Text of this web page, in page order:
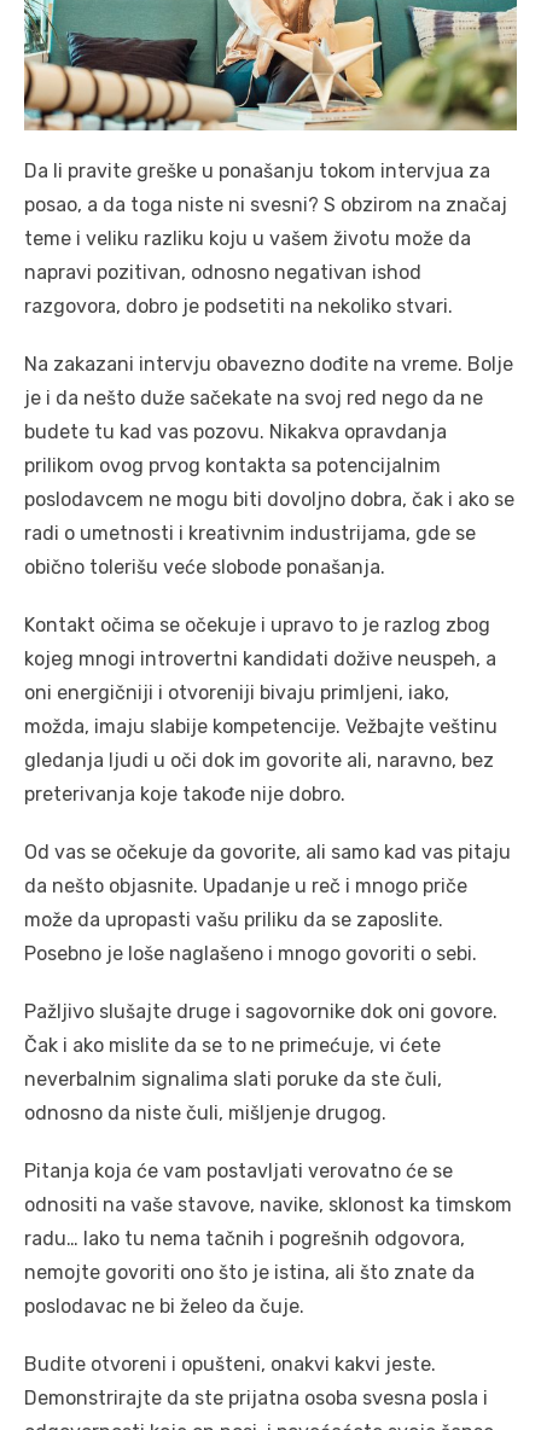
Da li pravite greške u ponašanju tokom intervjua za
posao, a da toga niste ni svesni? S obzirom na značaj
teme i veliku razliku koju u vašem životu može da
napravi pozitivan, odnosno negativan ishod
razgovora, dobro je podsetiti na nekoliko stvari.
Na zakazani intervju obavezno dođite na vreme. Bolje
je i da nešto duže sačekate na svoj red nego da ne
budete tu kad vas pozovu. Nikakva opravdanja
prilikom ovog prvog kontakta sa potencijalnim
poslodavcem ne mogu biti dovoljno dobra, čak i ako se
radi o umetnosti i kreativnim industrijama, gde se
obično tolerišu veće slobode ponašanja.
Kontakt očima se očekuje i upravo to je razlog zbog
kojeg mnogi introvertni kandidati dožive neuspeh, a
oni energičniji i otvoreniji bivaju primljeni, iako,
možda, imaju slabije kompetencije. Vežbajte veštinu
gledanja ljudi u oči dok im govorite ali, naravno, bez
preterivanja koje takođe nije dobro.
Od vas se očekuje da govorite, ali samo kad vas pitaju
da nešto objasnite. Upadanje u reč i mnogo priče
može da upropasti vašu priliku da se zaposlite.
Posebno je loše naglašeno i mnogo govoriti o sebi.
Pažljivo slušajte druge i sagovornike dok oni govore.
Čak i ako mislite da se to ne primećuje, vi ćete
neverbalnim signalima slati poruke da ste čuli,
odnosno da niste čuli, mišljenje drugog.
Pitanja koja će vam postavljati verovatno će se
odnositi na vaše stavove, navike, sklonost ka timskom
radu… Iako tu nema tačnih i pogrešnih odgovora,
nemojte govoriti ono što je istina, ali što znate da
poslodavac ne bi želeo da čuje.
Budite otvoreni i opušteni, onakvi kakvi jeste.
Demonstrirajte da ste prijatna osoba svesna posla i